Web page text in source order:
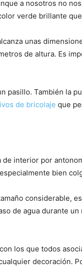
a nosotros no
verde brillante
unas
de altura. Es
pasillo. También la
de bricolaje que
de interior por
bien
considerable,
de agua durante
los que todos
decoración.